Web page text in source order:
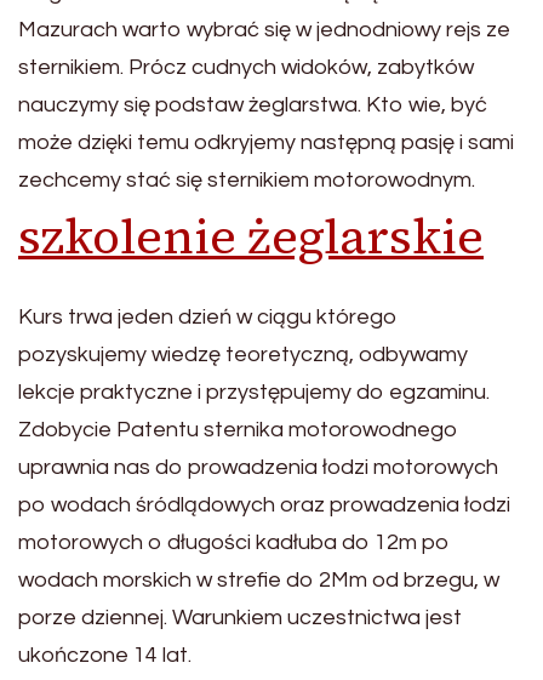
Mazurach warto wybrać się w jednodniowy rejs ze
sternikiem. Prócz cudnych widoków, zabytków
nauczymy się podstaw żeglarstwa. Kto wie, być
może dzięki temu odkryjemy następną pasję i sami
zechcemy stać się sternikiem motorowodnym.
szkolenie żeglarskie
Kurs trwa jeden dzień w ciągu którego
pozyskujemy wiedzę teoretyczną, odbywamy
lekcje praktyczne i przystępujemy do egzaminu.
Zdobycie Patentu sternika motorowodnego
uprawnia nas do prowadzenia łodzi motorowych
po wodach śródlądowych oraz prowadzenia łodzi
motorowych o długości kadłuba do 12m po
wodach morskich w strefie do 2Mm od brzegu, w
porze dziennej. Warunkiem uczestnictwa jest
ukończone 14 lat.